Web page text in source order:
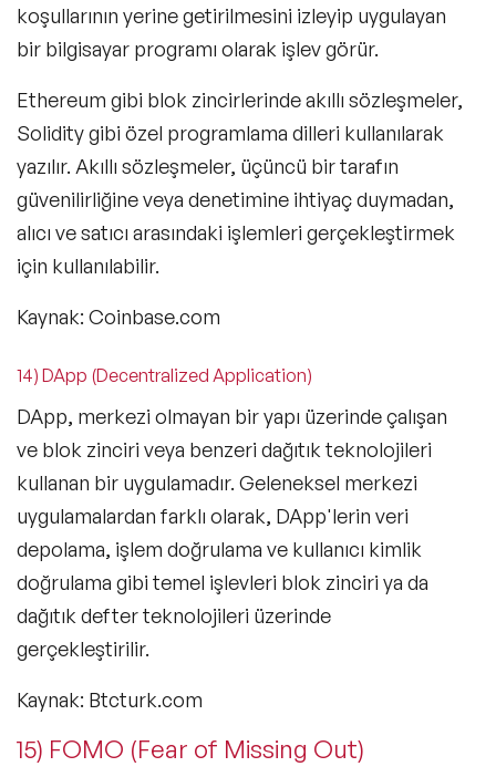
koşullarının yerine getirilmesini izleyip uygulayan
bir bilgisayar programı olarak işlev görür.
Ethereum gibi blok zincirlerinde akıllı sözleşmeler,
Solidity gibi özel programlama dilleri kullanılarak
yazılır. Akıllı sözleşmeler, üçüncü bir tarafın
güvenilirliğine veya denetimine ihtiyaç duymadan,
alıcı ve satıcı arasındaki işlemleri gerçekleştirmek
için kullanılabilir.
Kaynak: Coinbase.com
14) DApp (Decentralized Application)
DApp, merkezi olmayan bir yapı üzerinde çalışan
ve blok zinciri veya benzeri dağıtık teknolojileri
kullanan bir uygulamadır. Geleneksel merkezi
uygulamalardan farklı olarak, DApp'lerin veri
depolama, işlem doğrulama ve kullanıcı kimlik
doğrulama gibi temel işlevleri blok zinciri ya da
dağıtık defter teknolojileri üzerinde
gerçekleştirilir.
Kaynak: Btcturk.com
15) FOMO (Fear of Missing Out)